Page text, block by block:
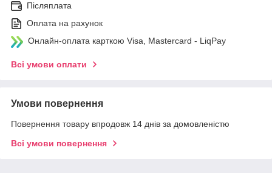
Післяплата
Оплата на рахунок
Онлайн-оплата карткою Visa, Mastercard - LiqPay
Всі умови оплати
Умови повернення
Повернення товару впродовж 14 днів за домовленістю
Всі умови повернення